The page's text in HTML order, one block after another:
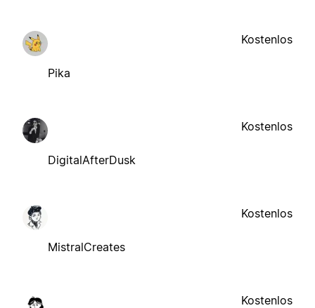
Pika
Kostenlos
DigitalAfterDusk
Kostenlos
MistralCreates
Kostenlos
Kostenlos